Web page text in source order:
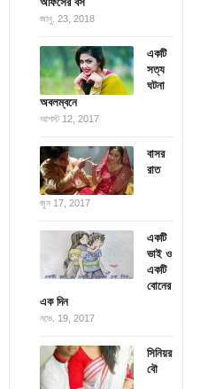
জানু. 23, 2018
একটি
সত্য
ঘটনা
অবলম্বনে
আগস্ট 12, 2017
বাসর
রাত
জুন 17, 2017
একটি
ভাই ও
একটি
বোনের
এক দিন
নভে. 19, 2017
সিনিয়র
বৌ